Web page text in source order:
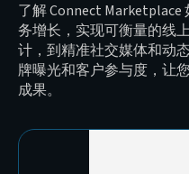
了解 Connect
务增长，实现可衡量的线
计，到精准社交媒体和动
牌曝光和客户参与度，让
成果。